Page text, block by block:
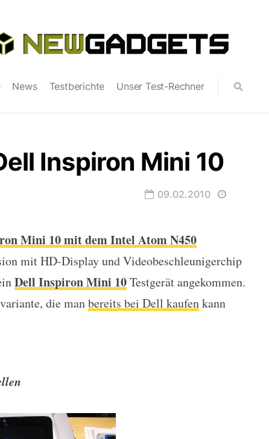
News Testberichte Unser Test-Rechner
Inspiron Mini 10
09.02.2010
Mini 10
Mini 10 mit dem Intel Atom N450
mit HD-Display und Videobeschleunigerchip
Dell Inspiron Mini 10Testgerät angekommen.
die manbereits bei Dell kaufenkann